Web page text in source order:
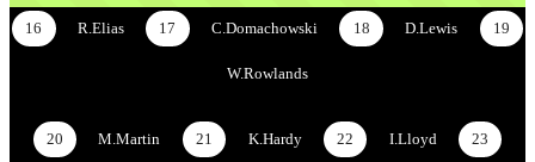
16 R.Elias 17 C.Domachowski 18 D.Lewis 19
W.Rowlands
20 M.Martin 21 K.Hardy 22 I.Lloyd 23